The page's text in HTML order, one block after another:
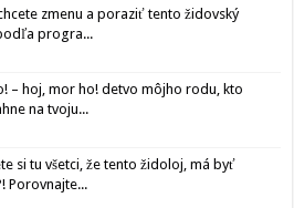
zmenu a poraziť tento židovský
progra...
– hoj, mor ho! detvo môjho rodu, kto
na tvoju...
si tu všetci, že tento židoloj, má byť
Porovnajte...